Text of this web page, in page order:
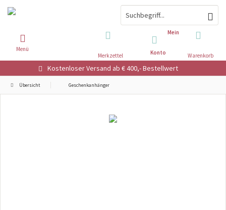
Kostenloser Versand ab € 400,- Bestellwert
Warenkorb
Merkzettel
Mein
Konto
Menü
Übersicht Geschenkanhänger